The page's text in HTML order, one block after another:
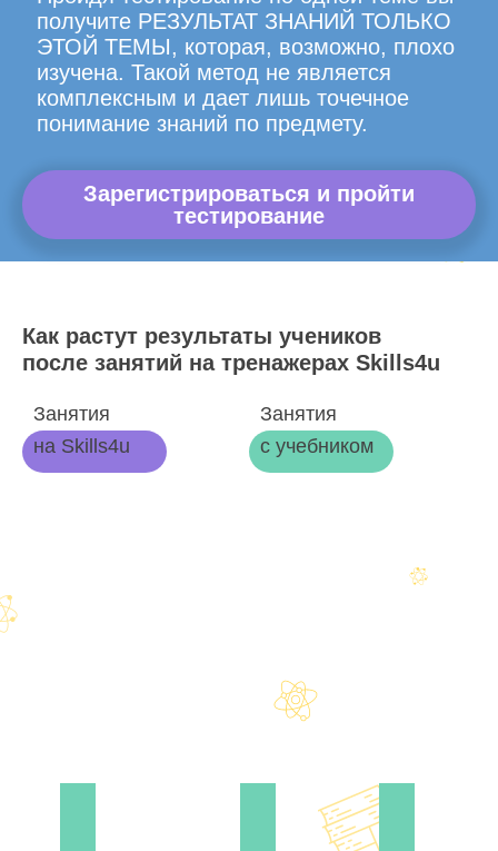
получите РЕЗУЛЬТАТ ЗНАНИЙ ТОЛЬКО
ЭТОЙ ТЕМЫ, которая, возможно, плохо
изучена. Такой метод не является
комплексным и дает лишь точечное
понимание знаний по предмету.
Зарегистрироваться и пройти
тестирование
Как растут результаты учеников
после занятий на тренажерах Skills4u
Занятия
на Skills4u
Занятия
с учебником